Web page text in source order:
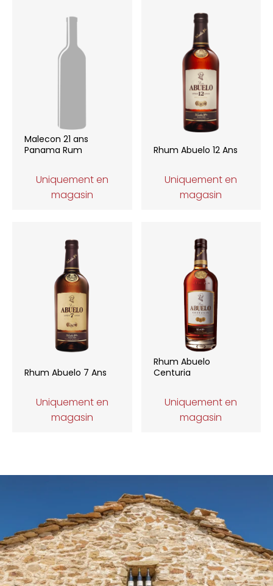
Malecon 21 ans
Panama Rum
Uniquement en
magasin
Rhum Abuelo 12 Ans
Uniquement en
magasin
Rhum Abuelo 7 Ans
Uniquement en
magasin
Rhum Abuelo
Centuria
Uniquement en
magasin